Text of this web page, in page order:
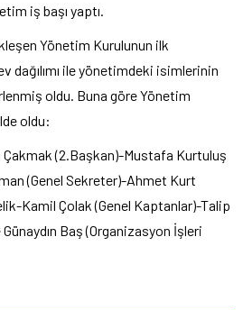
iş başı yaptı.
Yönetim Kurulunun ilk
dağılımı ile yönetimdeki isimlerinin
oldu. Buna göre Yönetim
oldu:
(2.Başkan)-Mustafa Kurtuluş
(Genel Sekreter)-Ahmet Kurt
Kamil Çolak (Genel Kaptanlar)-Talip
Baş (Organizasyon İşleri